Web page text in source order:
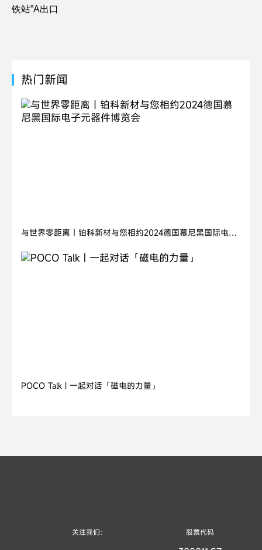
铁站”A出口
热门新闻
与世界零距离丨铂科新材与您相约2024德国慕尼黑国际电子
POCO Talk | 一起对话「磁电的力量」
关注我们： 股票代码